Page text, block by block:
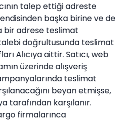
talep ettiği adreste
başka birine ve de
bir adrese teslimat
talebi doğrultusunda teslimat
Alıcıya aittir. Satıcı, web
üzerinde alışveriş
teslimat
beyan etmişse,
tarafından karşılanır.
firmalarınca